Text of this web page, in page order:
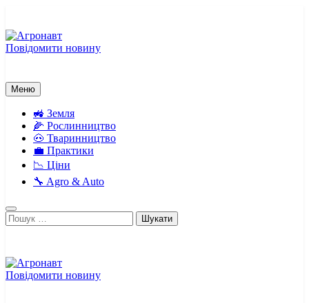
вмісту
Повідомити новину
Меню
🚜 Земля
🌽 Рослинництво
🐽 Тваринництво
💼 Практики
📉 Ціни
🔧 Agro & Auto
Пошук:
Повідомити новину